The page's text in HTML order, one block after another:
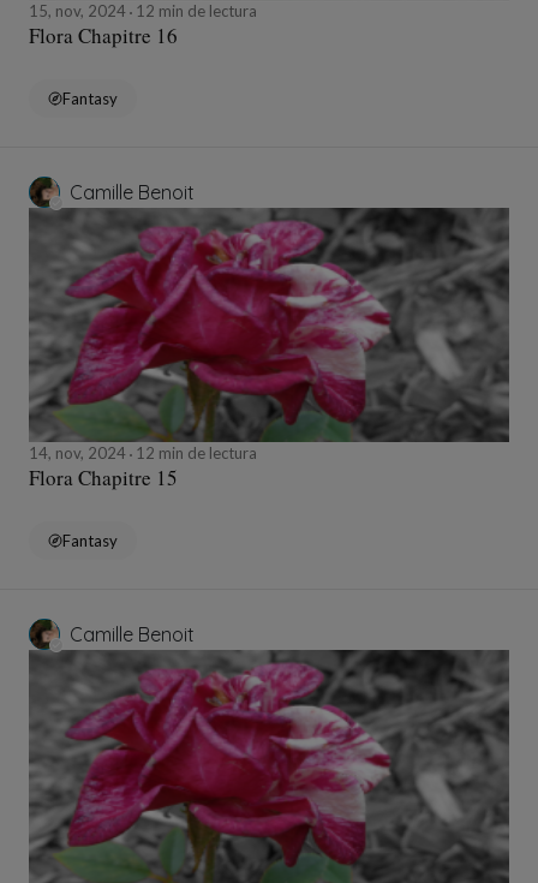
15, nov, 2024 12 min de lectura
Flora Chapitre 16
Fantasy
Camille Benoit
14, nov, 2024 12 min de lectura
Flora Chapitre 15
Fantasy
Camille Benoit